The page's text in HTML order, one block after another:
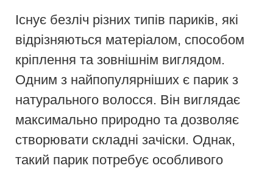
Існує безліч різних типів париків, які
відрізняються матеріалом, способом
кріплення та зовнішнім виглядом.
Одним з найпопулярніших є парик з
натурального волосся. Він виглядає
максимально природно та дозволяє
створювати складні зачіски. Однак,
такий парик потребує особливого